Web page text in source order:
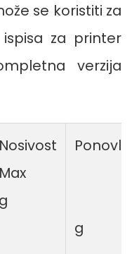
se koristiti za
za printer
verzija
Nosivost
Max
g
g